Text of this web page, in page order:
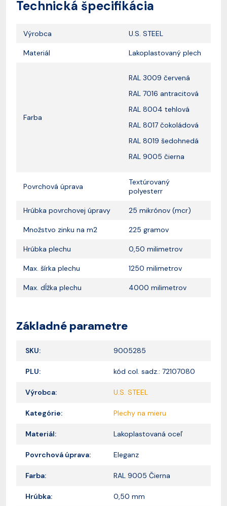
Technická špecifikácia
Výrobca U.S. STEEL
Materiál Lakoplastovaný plech
Farba
RAL 3009 červená
RAL 7016 antracitová
RAL 8004 tehlová
RAL 8017 čokoládová
RAL 8019 šedohnedá
RAL 9005 čierna
Povrchová úprava
Textúrovaný
polyesterr
Hrúbka povrchovej úpravy 25 mikrónov (mcr)
Množstvo zinku na m2 225 gramov
Hrúbka plechu 0,50 milimetrov
Max. šírka plechu 1250 milimetrov
Max. dĺžka plechu 4000 milimetrov
Základné parametre
SKU: 9005285
PLU: kód col. sadz.: 72107080
Výrobca: U.S. STEEL
Kategórie: Plechy na mieru
Materiál: Lakoplastovaná oceľ
Povrchová úprava: Eleganz
Farba: RAL 9005 Čierna
Hrúbka: 0,50 mm